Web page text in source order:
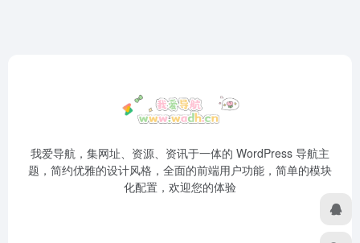
我爱导航，集网址、资源、资讯于一体的 WordPress 导航主
题，简约优雅的设计风格，全面的前端用户功能，简单的模块
化配置，欢迎您的体验